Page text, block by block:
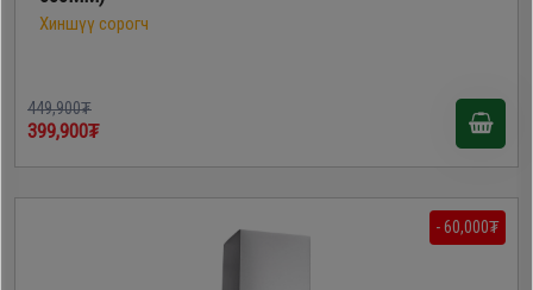
Хиншүү сорогч
449,900₮
399,900₮
- 60,000₮